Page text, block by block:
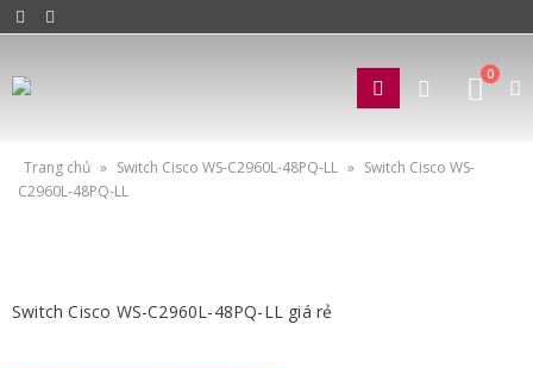
0
Trang chủ » Switch Cisco WS-C2960L-48PQ-LL » Switch Cisco WS-
C2960L-48PQ-LL
Switch Cisco WS-C2960L-48PQ-LL giá rẻ